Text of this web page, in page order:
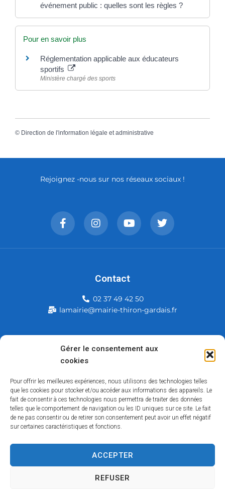
Gérer le consentement aux
cookies
Pour offrir les meilleures expériences, nous utilisons des technologies telles
que les cookies pour stocker et/ou accéder aux informations des appareils. Le
fait de consentir à ces technologies nous permettra de traiter des données
telles que le comportement de navigation ou les ID uniques sur ce site. Le fait
de ne pas consentir ou de retirer son consentement peut avoir un effet négatif
sur certaines caractéristiques et fonctions.
ACCEPTER
REFUSER
événement public : quelles sont les règles ?
Pour en savoir plus
Réglementation applicable aux éducateurs
sportifs
Ministère chargé des sports
© Direction de l'information légale et administrative
Mairie de Thiron-Gardais
28480 Thiron-Gardais
Rejoignez -nous sur nos réseaux sociaux !
Contact
02 37 49 42 50
lamairie@mairie-thiron-gardais.fr
Traitement de données personnelles